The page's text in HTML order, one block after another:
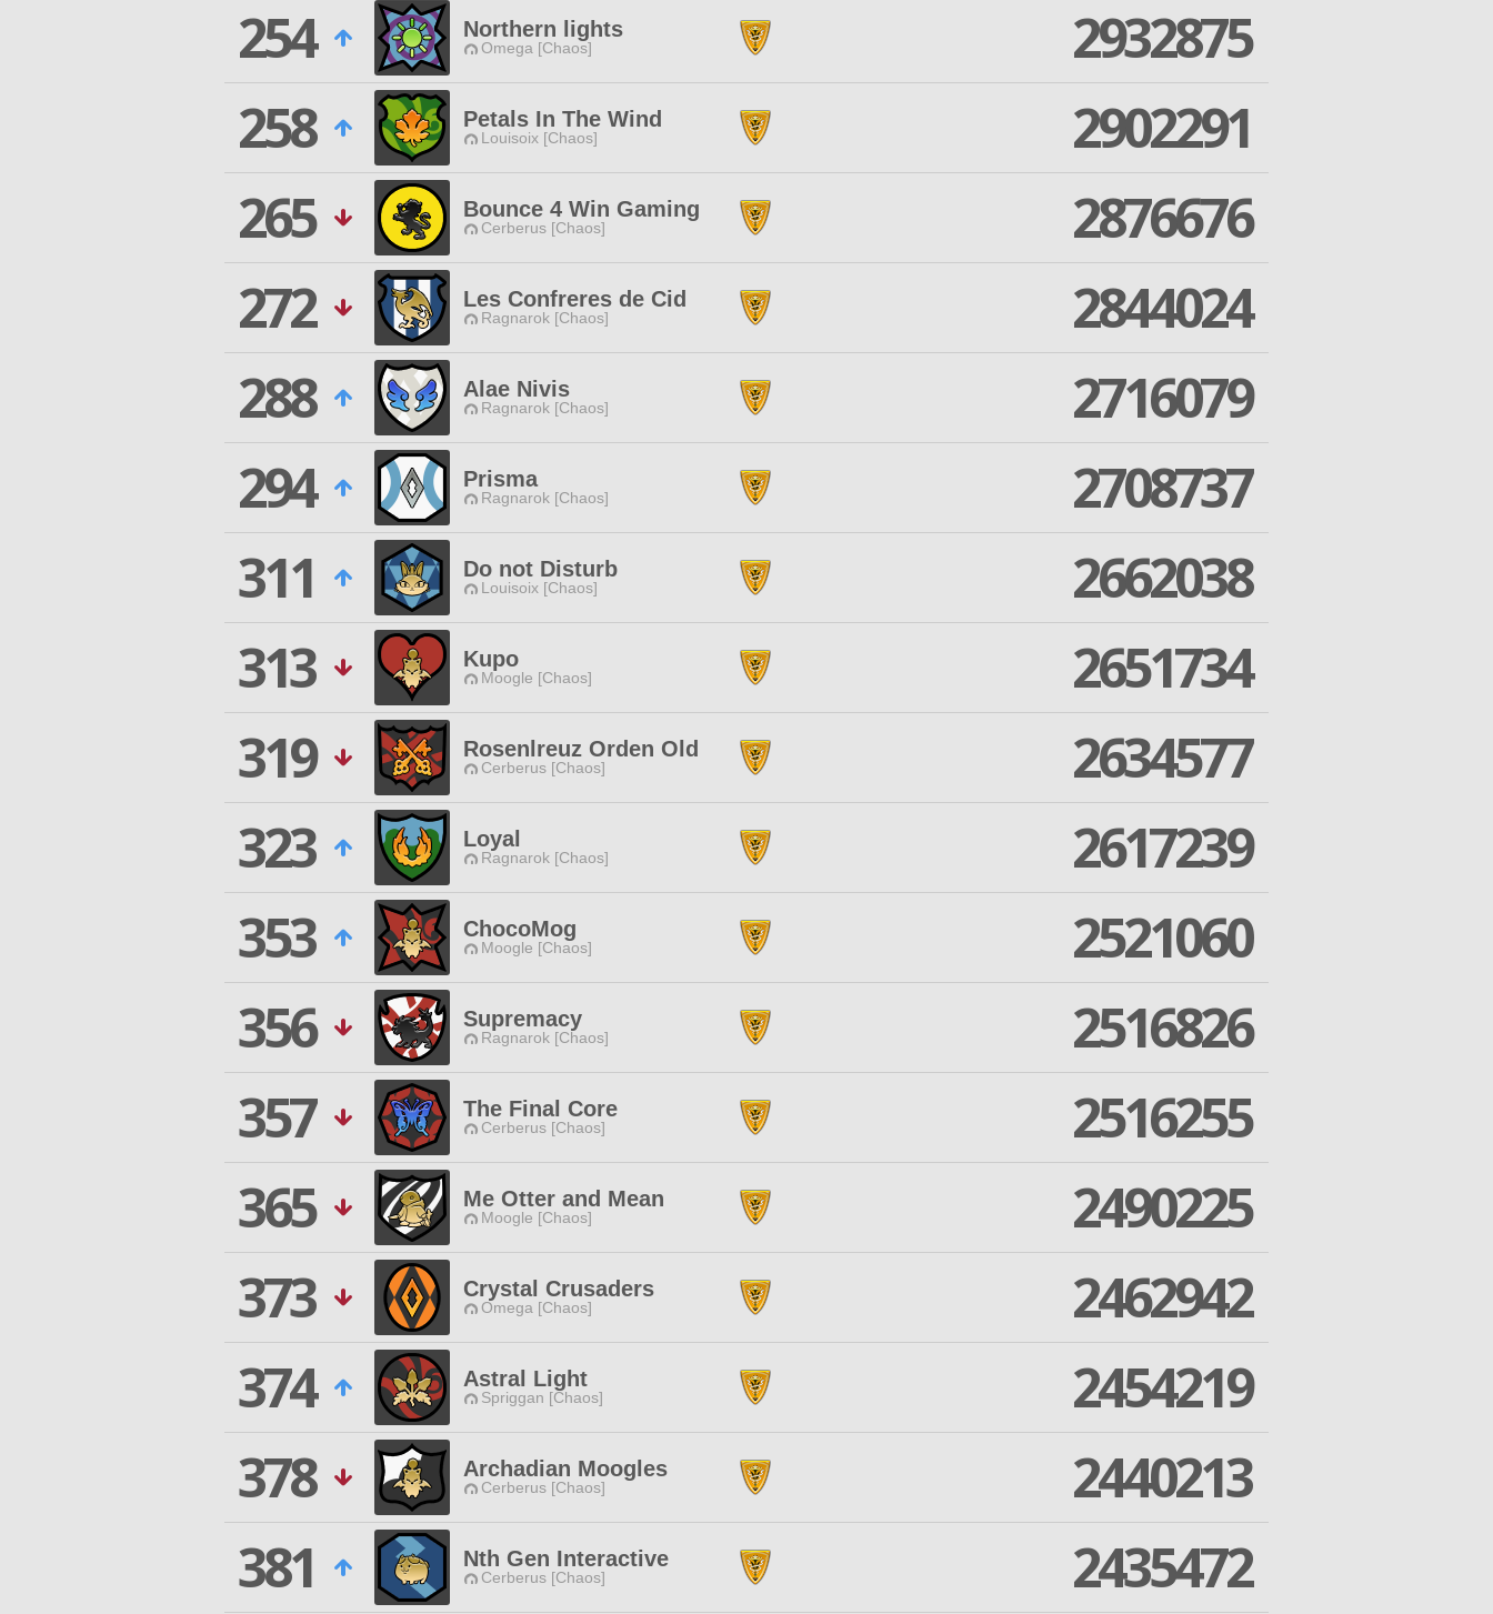
254
Northern lights
Omega [Chaos]
2932875
258
Petals In The Wind
Louisoix [Chaos]
2902291
265
Bounce 4 Win Gaming
Cerberus [Chaos]
2876676
272
Les Confreres de Cid
Ragnarok [Chaos]
2844024
288
Alae Nivis
Ragnarok [Chaos]
2716079
294
Prisma
Ragnarok [Chaos]
2708737
311
Do not Disturb
Louisoix [Chaos]
2662038
313
Kupo
Moogle [Chaos]
2651734
319
Rosenlreuz Orden Old
Cerberus [Chaos]
2634577
323
Loyal
Ragnarok [Chaos]
2617239
353
ChocoMog
Moogle [Chaos]
2521060
356
Supremacy
Ragnarok [Chaos]
2516826
357
The Final Core
Cerberus [Chaos]
2516255
365
Me Otter and Mean
Moogle [Chaos]
2490225
373
Crystal Crusaders
Omega [Chaos]
2462942
374
Astral Light
Spriggan [Chaos]
2454219
378
Archadian Moogles
Cerberus [Chaos]
2440213
381
Nth Gen Interactive
Cerberus [Chaos] 2435472